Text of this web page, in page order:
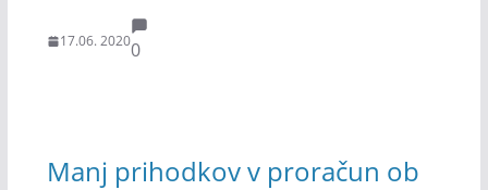
17.06. 20200
Manj prihodkov v proračun ob